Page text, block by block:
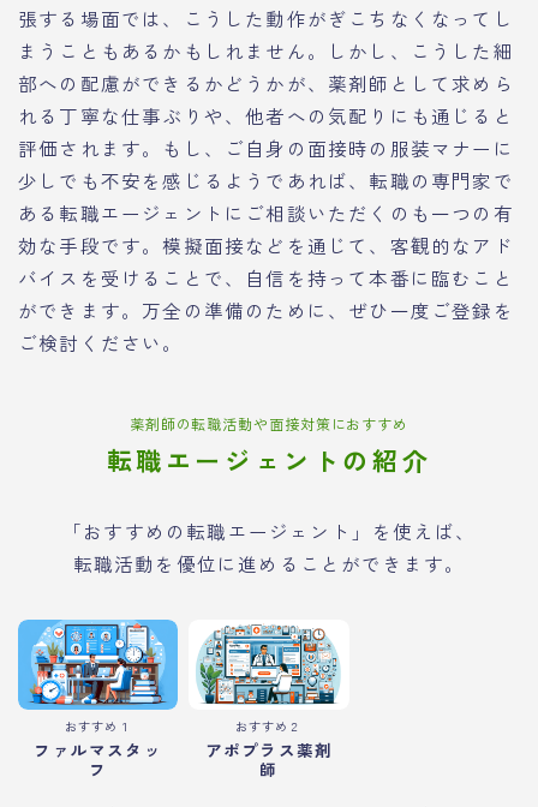
張する場面では、こうした動作がぎこちなくなってし
まうこともあるかもしれません。しかし、こうした細
部への配慮ができるかどうかが、薬剤師として求めら
れる丁寧な仕事ぶりや、他者への気配りにも通じると
評価されます。もし、ご自身の面接時の服装マナーに
少しでも不安を感じるようであれば、転職の専門家で
ある転職エージェントにご相談いただくのも一つの有
効な手段です。模擬面接などを通じて、客観的なアド
バイスを受けることで、自信を持って本番に臨むこと
ができます。万全の準備のために、ぜひ一度ご登録を
ご検討ください。
薬剤師の転職活動や面接対策におすすめ
転職エージェントの紹介
「おすすめの転職エージェント」を使えば、
転職活動を優位に進めることができます。
おすすめ１
ファルマスタッ
フ
おすすめ２
アポプラス薬剤
師